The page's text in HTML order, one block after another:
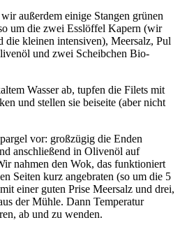
außerdem einige Stangen grünen
um die zwei Esslöffel Kapern (wir
die kleinen intensiven), Meersalz, Pul
und zwei Scheibchen Bio-
Wasser ab, tupfen die Filets mit
und stellen sie beiseite (aber nicht
vor: großzügig die Enden
anschließend in Olivenöl auf
nahmen den Wok, das funktioniert
Seiten kurz angebraten (so um die 5
einer guten Prise Meersalz und drei,
der Mühle. Dann Temperatur
ab und zu wenden.